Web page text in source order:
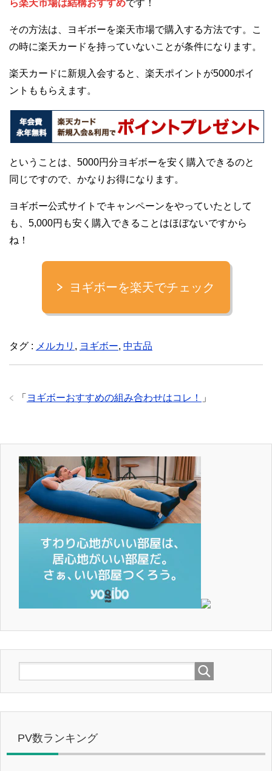
ら楽天市場は結構おすすめです！
その方法は、ヨギボーを楽天市場で購入する方法です。こ
の時に楽天カードを持っていないことが条件になります。
楽天カードに新規入会すると、楽天ポイントが5000ポイ
ントももらえます。
ということは、5000円分ヨギボーを安く購入できるのと
同じですので、かなりお得になります。
ヨギボー公式サイトでキャンペーンをやっていたとして
も、5,000円も安く購入できることはほぼないですから
ね！
ヨギボーを楽天でチェック
タグ : メルカリ , ヨギボー, 中古品
「 ヨギボーおすすめの組み合わせはコレ！ 」
PV数ランキング